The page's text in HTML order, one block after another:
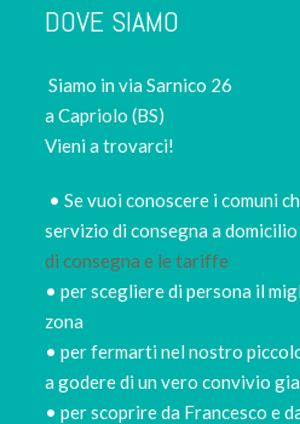
DOVE SIAMO
Siamo in via Sarnico 26
a Capriolo (BS)
Vieni a trovarci!
• Se vuoi conoscere i comuni
servizio di consegna a
di consegna e le tariffe
• per scegliere di persona il
zona
• per fermarti nel nostro
a godere di un vero convivio
• per scoprire da Francesco e